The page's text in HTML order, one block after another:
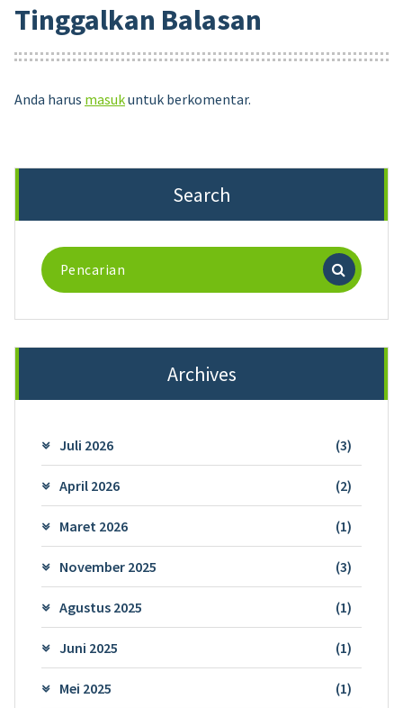
Tinggalkan Balasan
Anda harus masukuntuk berkomentar.
Search
Pencarian
untuk:
Archives
Juli 2026 (3)
April 2026 (2)
Maret 2026 (1)
November 2025 (3)
Agustus 2025 (1)
Juni 2025 (1)
Mei 2025 (1)